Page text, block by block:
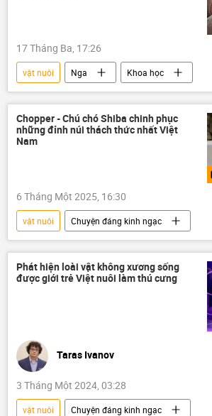
17 Tháng Ba, 17:26
vật nuôi Nga
Khoa học
Khoa học và công nghệ
Nhà khoa học
con heo
Thế giới
nông nghiệp
chăn nuôi
động vật
Chopper - Chú chó Shiba chinh phục
những đỉnh núi thách thức nhất Việt
Nam
6 Tháng Một 2025, 16:30
vật nuôi
Chuyện đáng kinh ngạc
Việt Nam
chú chó
Thể thao
Xã hội
động vật Video
Phát hiện loài vật không xương sống
được giới trẻ Việt nuôi làm thú cưng
Taras Ivanov
3 Tháng Một 2024, 03:28
vật nuôi
Chuyện đáng kinh ngạc